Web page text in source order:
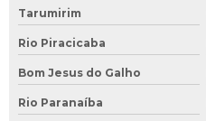
Tarumirim
Rio Piracicaba
Bom Jesus do Galho
Rio Paranaíba